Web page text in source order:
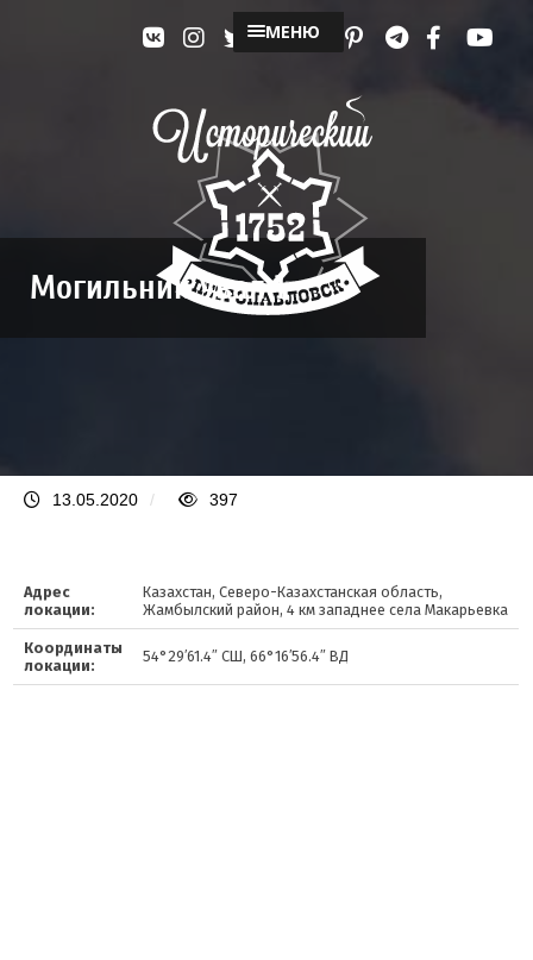
МЕНЮ
Могильник Увал 1
13.05.2020 / 397
Адрес
локации:
Казахстан, Северо-Казахстанская область,
Жамбылский район, 4 км западнее села Макарьевка
Координаты
локации:
54°29′61.4″ СШ, 66°16′56.4″ ВД